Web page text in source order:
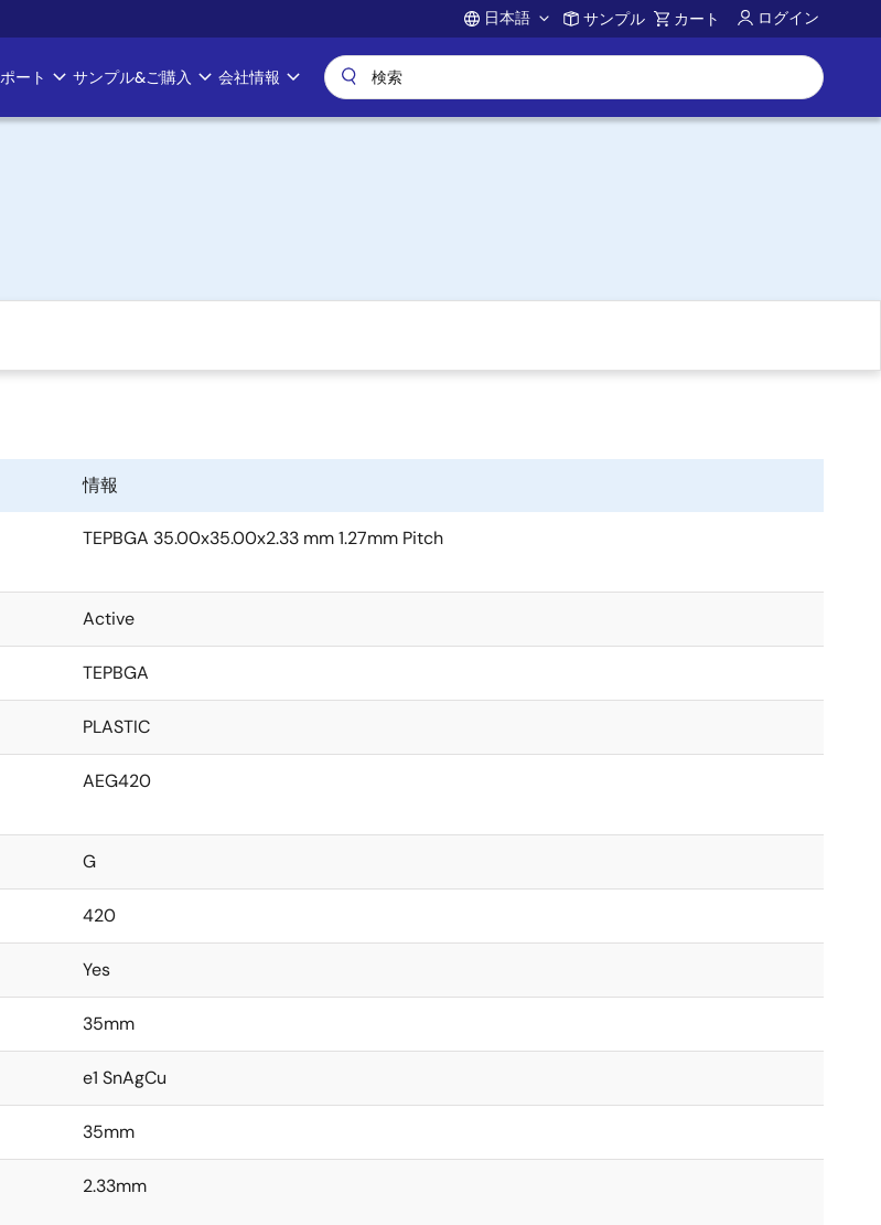
Account
日本語 サンプル カート ログイン
ート サンプル&ご購入 会社情報
情報
TEPBGA 35.00x35.00x2.33 mm 1.27mm Pitch
Active
TEPBGA
PLASTIC
AEG420
G
420
Yes
35mm
e1 SnAgCu
35mm
2.33mm